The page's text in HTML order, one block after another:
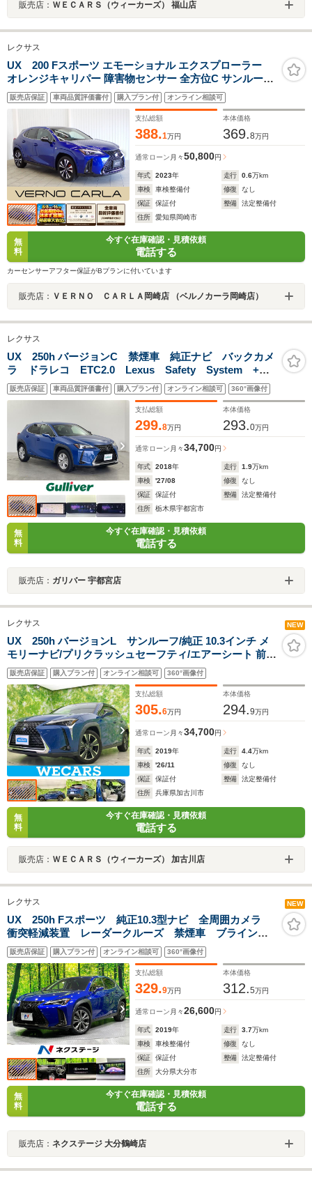
販売店： ＷＥＣＡＲＳ（ウィーカーズ） 福山店
レクサス
UX 200 Fスポーツ エモーショナル エクスプローラー
オレンジキャリパー 障害物センサー 全方位C サンルーフ
パワーゲート 本革シート 電動シート シートヒーター/エ
アコン BSM LEDライト スマートキー 純正AW 純正ディ
スプレイAD フルセグ Bluetooth ETC ドラレコ
販売店保証 車両品質評価書付 購入プラン付 オンライン相談可
支払総額
388.1万円
本体価格
369.8万円
通常ローン 月々50,800円
年式 2023年 走行 0.6万km
車検
車検整備付 修復
なし
保証
保証付 整備
法定整備付
住所
愛知県岡崎市
無
料
今すぐ在庫確認・見積依頼
電話する
カーセンサーアフター保証がBプランに付いています
販売店： ＶＥＲＮＯ ＣＡＲＬＡ岡崎店 （ベルノカーラ岡崎店）
レクサス
UX 250h バージョンC 禁煙車 純正ナビ バックカメ
ラ ドラレコ ETC2.0 Lexus Safety System +
ワイヤレス充電 ステアリングヒーター 合皮シート
メモリ機能付きパワーシート シートヒーター
販売店保証 車両品質評価書付 購入プラン付 オンライン相談可 360°画像付
支払総額
299.8万円
本体価格
293.0万円
通常ローン 月々34,700円
年式 2018年 走行 1.9万km
車検
'27/08 修復
なし
保証
保証付 整備
法定整備付
住所
栃木県宇都宮市
無
料
今すぐ在庫確認・見積依頼
電話する
販売店： ガリバー 宇都宮店
レクサス NEW
UX 250h バージョンL サンルーフ/純正 10.3インチ メ
モリーナビ/プリクラッシュセーフティ/エアーシート 前
席/車線逸脱防止支援システム/シート フルレザー/電動バ
ックドア/ヘッドランプ LED/USBジャック
販売店保証 購入プラン付 オンライン相談可 360°画像付
支払総額
305.6万円
本体価格
294.9万円
通常ローン 月々34,700円
年式 2019年 走行 4.4万km
車検
'26/11 修復
なし
保証
保証付 整備
法定整備付
住所
兵庫県加古川市
無
料
今すぐ在庫確認・見積依頼
電話する
販売店： ＷＥＣＡＲＳ（ウィーカーズ） 加古川店
レクサス NEW
UX 250h Fスポーツ 純正10.3型ナビ 全周囲カメラ
衝突軽減装置 レーダークルーズ 禁煙車 ブラインド
スポットモニター 赤革シート LEDヘッド/フォグ ド
ラレコ フルセグ Bluetooth再生 ETC スマートキー
販売店保証 購入プラン付 オンライン相談可 360°画像付
支払総額
329.9万円
本体価格
312.5万円
通常ローン 月々26,600円
年式 2019年 走行 3.7万km
車検
車検整備付 修復
なし
保証
保証付 整備
法定整備付
住所
大分県大分市
無
料
今すぐ在庫確認・見積依頼
電話する
販売店： ネクステージ 大分鶴崎店